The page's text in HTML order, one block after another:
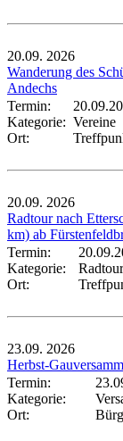
20.09. 2026
Wanderung des
Andechs
Termin:
Kategorie: Vereine
Ort:
20.09. 2026
Radtour nach
km) ab
Termin:
Kategorie:
Ort:
23.09. 2026
Herbst-
Termin:
Kategorie:
Ort: